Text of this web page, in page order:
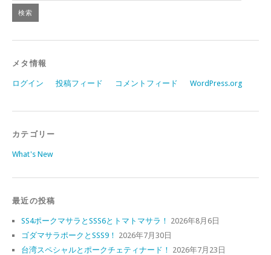
メタ情報
ログイン 投稿フィード コメントフィード WordPress.org
カテゴリー
What's New
最近の投稿
SS4ポークマサラとSSS6とトマトマサラ！ 2026年8月6日
ゴダマサラポークとSSS9！ 2026年7月30日
台湾スペシャルとポークチェティナード！ 2026年7月23日